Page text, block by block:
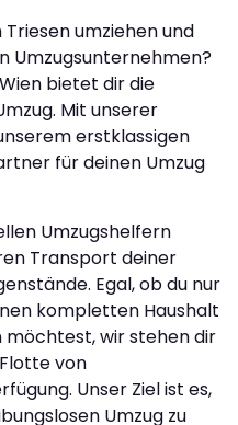
umziehen und
Umzugsunternehmen?
bietet dir die
Mit unserer
erstklassigen
für deinen Umzug
Umzugshelfern
Transport deiner
Egal, ob du nur
kompletten Haushalt
wir stehen dir
von
Unser Ziel ist es,
Umzug zu